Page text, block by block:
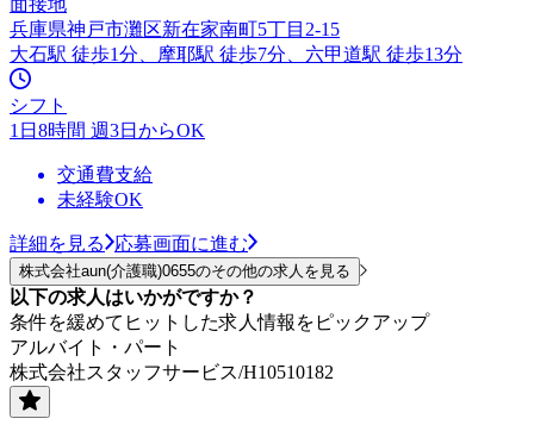
兵庫県神戸市灘区新在家南町5丁目2-15
大石駅 徒歩1分、摩耶駅 徒歩7分、六甲道駅 徒歩13分
シフト
1日8時間 週3日からOK
交通費支給
未経験OK
詳細を見る 応募画面に進む
株式会社aun(介護職)0655のその他の求人を見る
以下の求人はいかがですか？
条件を緩めてヒットした求人情報をピックアップ
アルバイト・パート
株式会社スタッフサービス/H10510182